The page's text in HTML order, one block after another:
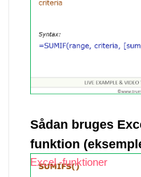
Sådan bruges
funktion
Excel -funktioner